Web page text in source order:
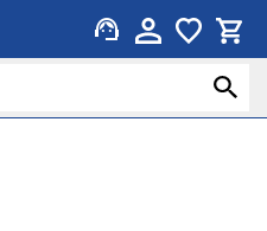
support_agent